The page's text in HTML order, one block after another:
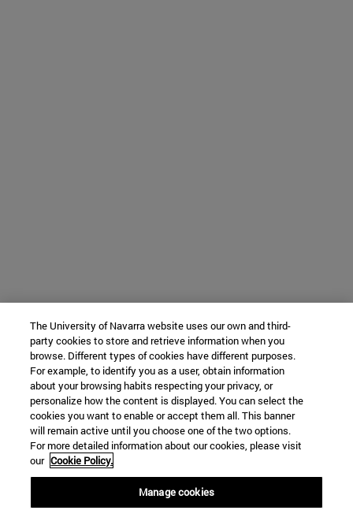
The University of Navarra website uses our own and third-
party cookies to store and retrieve information when you
browse. Different types of cookies have different purposes.
For example, to identify you as a user, obtain information
about your browsing habits respecting your privacy, or
personalize how the content is displayed. You can select the
cookies you want to enable or accept them all. This banner
will remain active until you choose one of the two options.
For more detailed information about our cookies, please visit
our Cookie Policy.
Manage cookies